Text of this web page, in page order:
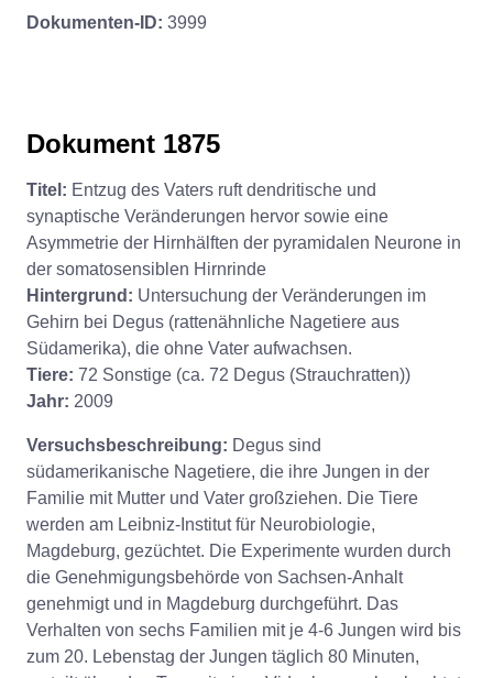
Dokumenten-ID: 3999
Dokument 1875
Titel: Entzug des Vaters ruft dendritische und
synaptische Veränderungen hervor sowie eine
Asymmetrie der Hirnhälften der pyramidalen Neurone in
der somatosensiblen Hirnrinde
Hintergrund: Untersuchung der Veränderungen im
Gehirn bei Degus (rattenähnliche Nagetiere aus
Südamerika), die ohne Vater aufwachsen.
Tiere: 72 Sonstige (ca. 72 Degus (Strauchratten))
Jahr: 2009
Versuchsbeschreibung: Degus sind
südamerikanische Nagetiere, die ihre Jungen in der
Familie mit Mutter und Vater großziehen. Die Tiere
werden am Leibniz-Institut für Neurobiologie,
Magdeburg, gezüchtet. Die Experimente wurden durch
die Genehmigungsbehörde von Sachsen-Anhalt
genehmigt und in Magdeburg durchgeführt. Das
Verhalten von sechs Familien mit je 4-6 Jungen wird bis
zum 20. Lebenstag der Jungen täglich 80 Minuten,